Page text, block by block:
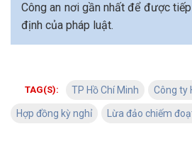
Công an nơi gần nhất để được
định của pháp luật.
TAG(S): TP Hồ Chí Minh Công ty
Hợp đồng kỳ nghỉ Lừa đảo chiếm